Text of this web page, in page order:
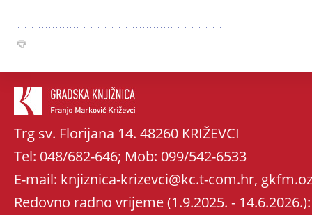
Trg sv. Florijana 14. 48260 KRIŽEVCI
Tel: 048/682-646; Mob: 099/542-6533
E-mail: knjiznica-krizevci@kc.t-com.hr,
Redovno radno vrijeme (1.9.2025. -